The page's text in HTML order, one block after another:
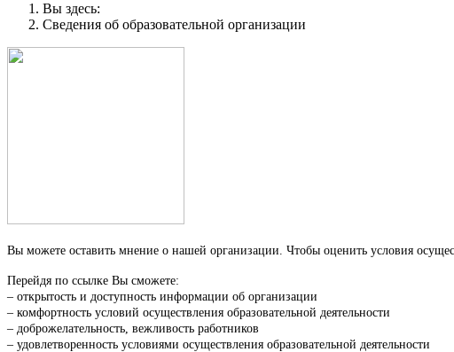
Вы здесь:
Сведения об образовательной организации
Вы можете оставить мнение о нашей организации. Чтобы оценить условия
Перейдя по ссылке Вы сможете:
– открытость и доступность информации об организации
– комфортность условий осуществления образовательной деятельности
– доброжелательность, вежливость работников
– удовлетворенность условиями осуществления образовательной деятельности